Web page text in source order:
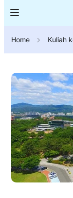
Home Kuliah